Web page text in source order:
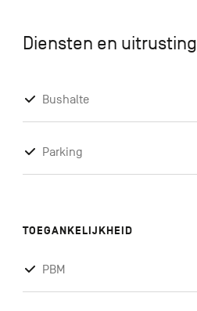
Diensten en uitrusting
Bushalte
Parking
TOEGANKELIJKHEID
PBM